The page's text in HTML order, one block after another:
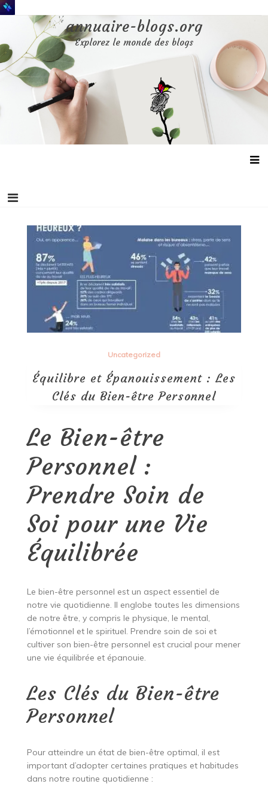
Aller
au
annuaire-blogs.org
Explorez le monde des blogs
Uncategorized
Équilibre et Épanouissement : Les
Clés du Bien-être Personnel
Le Bien-être
Personnel :
Prendre Soin de
Soi pour une Vie
Équilibrée
Le bien-être personnel est un aspect essentiel de
notre vie quotidienne. Il englobe toutes les dimensions
de notre être, y compris le physique, le mental,
l’émotionnel et le spirituel. Prendre soin de soi et
cultiver son bien-être personnel est crucial pour mener
une vie équilibrée et épanouie.
Les Clés du Bien-être
Personnel
Pour atteindre un état de bien-être optimal, il est
important d’adopter certaines pratiques et habitudes
dans notre routine quotidienne :